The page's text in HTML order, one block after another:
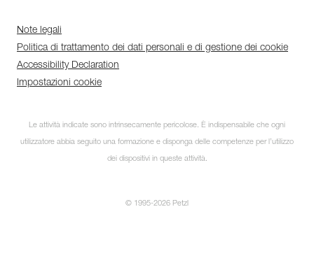
Note legali
Politica di trattamento dei dati personali e di gestione dei cookie
Accessibility Declaration
Impostazioni cookie
Le attività indicate sono intrinsecamente pericolose. È indispensabile che ogni
utilizzatore abbia seguito una formazione e disponga delle competenze per l’utilizzo
dei dispositivi in queste attività.
© 1995-2026 Petzl